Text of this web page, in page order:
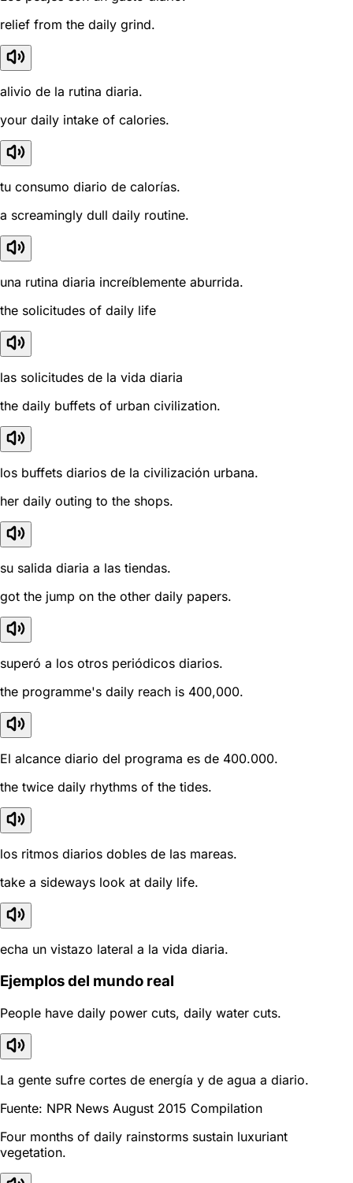
relief from the daily grind.
alivio de la rutina diaria.
your daily intake of calories.
tu consumo diario de calorías.
a screamingly dull daily routine.
una rutina diaria increíblemente aburrida.
the solicitudes of daily life
las solicitudes de la vida diaria
the daily buffets of urban civilization.
los buffets diarios de la civilización urbana.
her daily outing to the shops.
su salida diaria a las tiendas.
got the jump on the other daily papers.
superó a los otros periódicos diarios.
the programme's daily reach is 400,000.
El alcance diario del programa es de 400.000.
the twice daily rhythms of the tides.
los ritmos diarios dobles de las mareas.
take a sideways look at daily life.
echa un vistazo lateral a la vida diaria.
Ejemplos del mundo real
People have daily power cuts, daily water cuts.
La gente sufre cortes de energía y de agua a diario.
Fuente: NPR News August 2015 Compilation
Four months of daily rainstorms sustain luxuriant
vegetation.